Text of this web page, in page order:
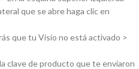
que se abre haga clic en
que tu Visio no está activado >
clave de producto que te enviaron